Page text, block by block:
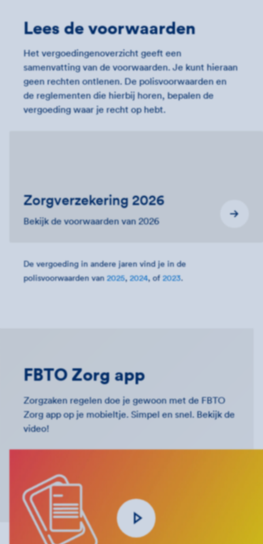
Lees de voorwaarden
Het vergoedingenoverzicht geeft een
samenvatting van de voorwaarden. Je kunt hieraan
geen rechten ontlenen. De polisvoorwaarden en
de reglementen die hierbij horen, bepalen de
vergoeding waar je recht op hebt.
Zorgverzekering 2026
Bekijk de voorwaarden van 2026
De vergoeding in andere jaren vind je in de
polisvoorwaarden van2025,2024, of2023.
FBTO Zorg app
Zorgzaken regelen doe je gewoon met de FBTO
Zorg app op je mobieltje. Simpel en snel. Bekijk de
video!